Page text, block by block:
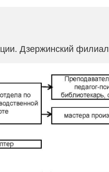
Дзержинский филиал